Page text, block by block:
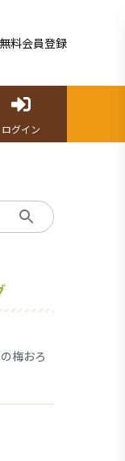
無料会員登録
ログイン
梅おろ